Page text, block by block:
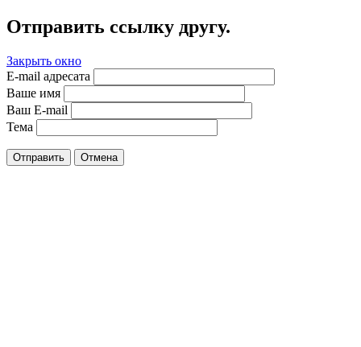
Отправить ссылку другу.
Закрыть окно
E-mail адресата
Ваше имя
Ваш E-mail
Тема
Отправить Отмена